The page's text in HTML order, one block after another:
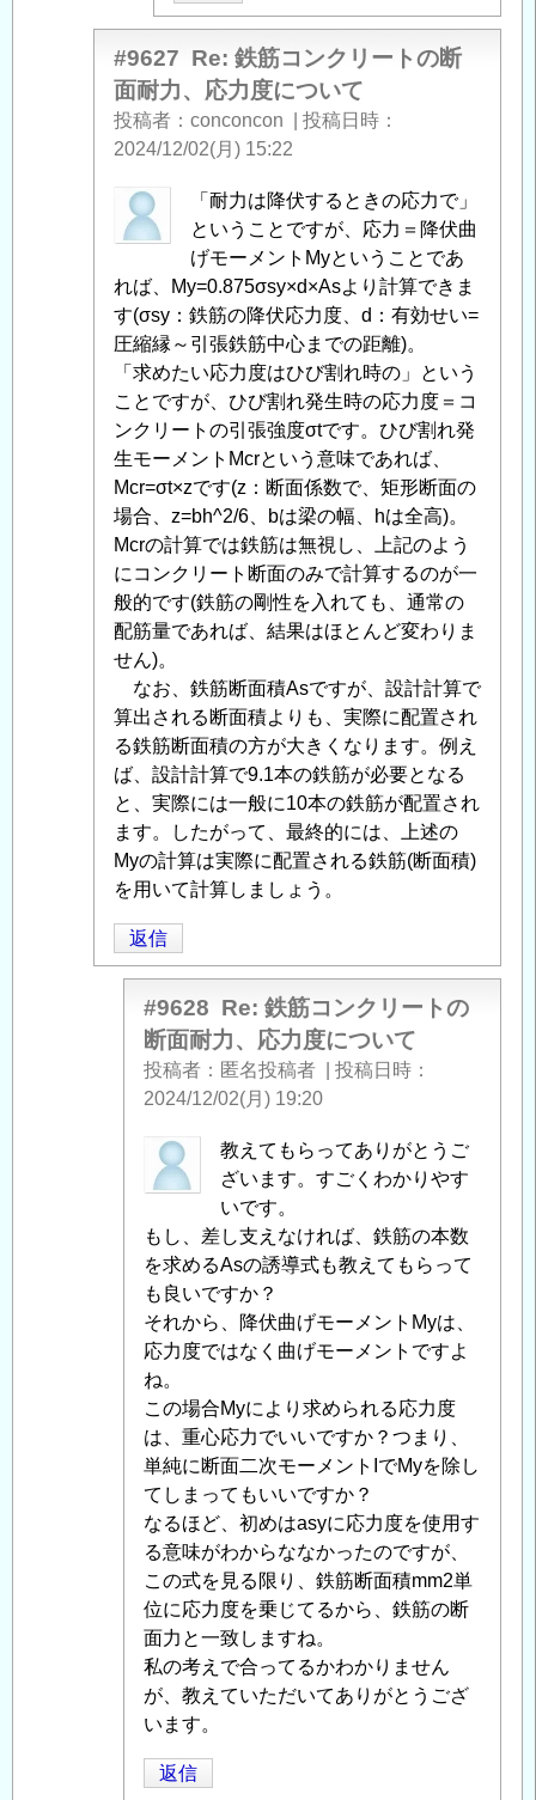
#9627 Re: 鉄筋コンクリートの断
面耐力、応力度について
投稿者 conconcon
投稿日時
2024/12/02(月) 15:22
匿
名
稿
者
に
よ
る
「Re:
鉄
筋
コ
ン
ク
リ
ー
ト
断
面
耐
力、
応
力
度
つ
い
」
「耐力は降伏するときの応力で」
ということですが、応力＝降伏曲
げモーメントMyということであ
れば、My=0.875σsy×d×Asより計算できま
す(σsy：鉄筋の降伏応力度、d：有効せい=
圧縮縁～引張鉄筋中心までの距離)。
「求めたい応力度はひび割れ時の」という
ことですが、ひび割れ発生時の応力度＝コ
ンクリートの引張強度σtです。ひび割れ発
生モーメントMcrという意味であれば、
Mcr=σt×zです(z：断面係数で、矩形断面の
場合、z=bh^2/6、bは梁の幅、hは全高)。
Mcrの計算では鉄筋は無視し、上記のよう
にコンクリート断面のみで計算するのが一
般的です(鉄筋の剛性を入れても、通常の
配筋量であれば、結果はほとんど変わりま
せん)。
なお、鉄筋断面積Asですが、設計計算で
算出される断面積よりも、実際に配置され
る鉄筋断面積の方が大きくなります。例え
ば、設計計算で9.1本の鉄筋が必要となる
と、実際には一般に10本の鉄筋が配置され
ます。したがって、最終的には、上述の
Myの計算は実際に配置される鉄筋(断面積)
を用いて計算しましょう。
返信
#9628 Re: 鉄筋コンクリートの
断面耐力、応力度について
投稿者 匿名投稿者
投稿日時
2024/12/02(月) 19:20
匿
名
稿
者
に
よ
る
「Re:
鉄
筋
コ
ン
ク
リ
ー
ト
の
断
面
耐
応
教えてもらってありがとうご
ざいます。すごくわかりやす
いです。
もし、差し支えなければ、鉄筋の本数
を求めるAsの誘導式も教えてもらって
も良いですか？
それから、降伏曲げモーメントMyは、
応力度ではなく曲げモーメントですよ
ね。
この場合Myにより求められる応力度
は、重心応力でいいですか？つまり、
単純に断面二次モーメントIでMyを除し
てしまってもいいですか？
なるほど、初めはasyに応力度を使用す
る意味がわからななかったのですが、
この式を見る限り、鉄筋断面積mm2単
位に応力度を乗じてるから、鉄筋の断
面力と一致しますね。
私の考えで合ってるかわかりません
が、教えていただいてありがとうござ
います。
返信